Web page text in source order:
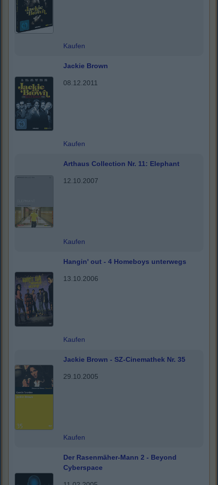
Kaufen
Jackie Brown
08.12.2011
Kaufen
Arthaus Collection Nr. 11: Elephant
12.10.2007
Kaufen
Hangin' out - 4 Homeboys unterwegs
13.10.2006
Kaufen
Jackie Brown - SZ-Cinemathek Nr. 35
29.10.2005
Kaufen
Der Rasenmäher-Mann 2 - Beyond
Cyberspace